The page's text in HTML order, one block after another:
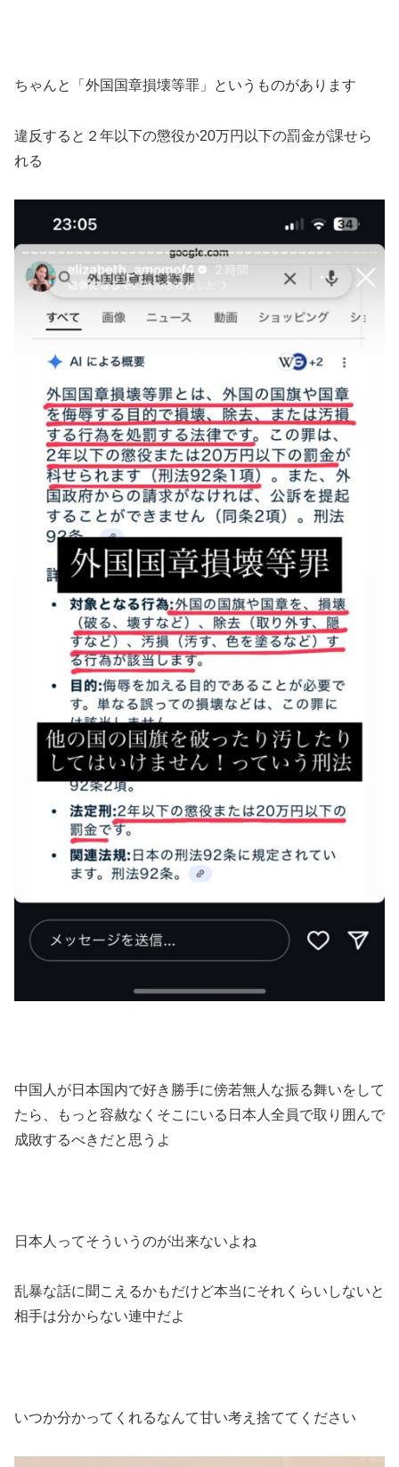
ちゃんと「外国国章損壊等罪」というものがあります
違反すると２年以下の懲役か20万円以下の罰金が課せら
れる
中国人が日本国内で好き勝手に傍若無人な振る舞いをして
たら、もっと容赦なくそこにいる日本人全員で取り囲んで
成敗するべきだと思うよ
日本人ってそういうのが出来ないよね
乱暴な話に聞こえるかもだけど本当にそれくらいしないと
相手は分からない連中だよ
いつか分かってくれるなんて甘い考え捨ててください